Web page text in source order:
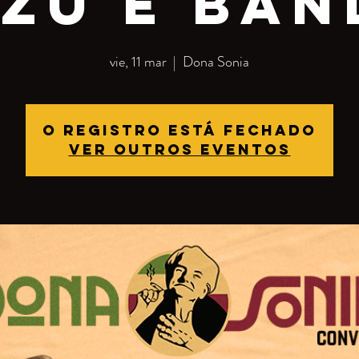
vie, 11 mar
  |
Dona Sonia
O registro está fechado
Ver outros eventos